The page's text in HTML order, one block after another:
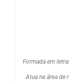
Formada em
Atua na área de